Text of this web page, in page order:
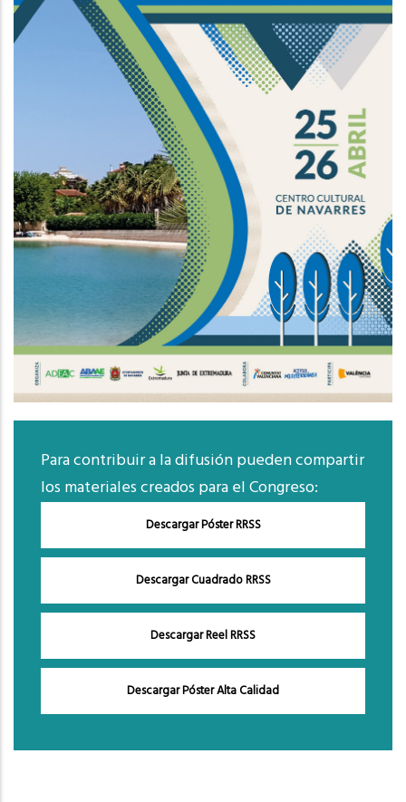
Para contribuir a la difusión pueden compartir
los materiales creados para el Congreso:
Descargar Póster RRSS
Descargar Cuadrado RRSS
Descargar Reel RRSS
Descargar Póster Alta Calidad